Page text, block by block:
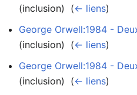
(inclusion) ‎ (← liens)
George Orwell:1984 -
(inclusion) ‎ (← liens)
George Orwell:1984 -
(inclusion) ‎ (← liens)